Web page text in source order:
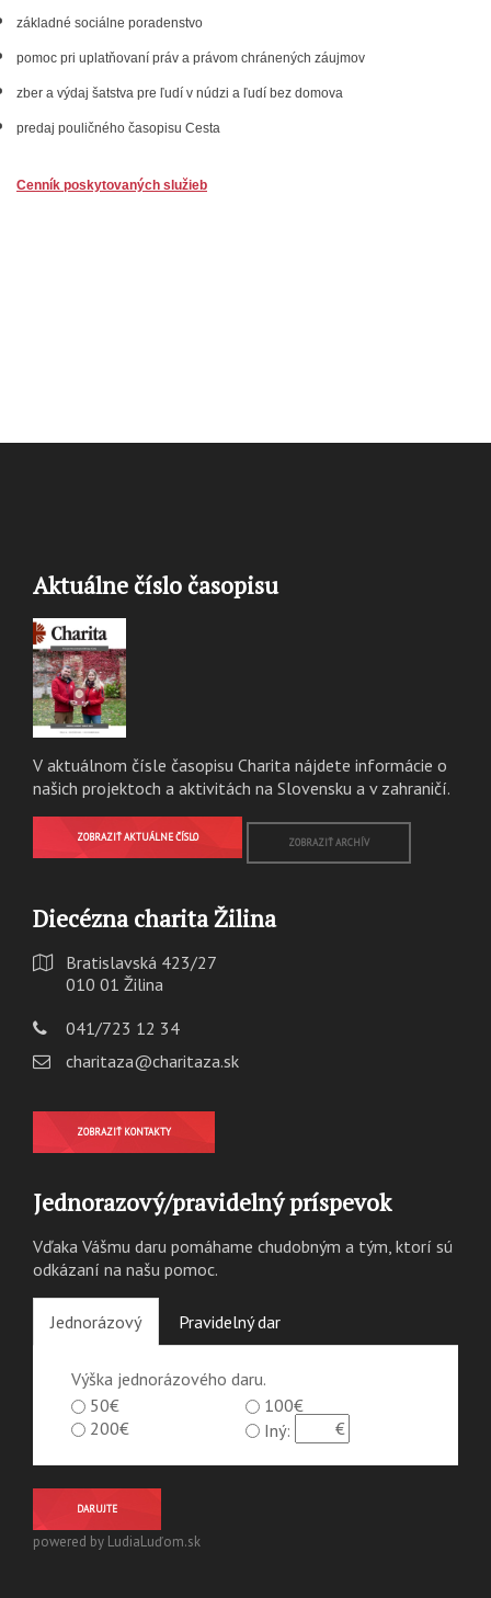
základné sociálne poradenstvo
pomoc pri uplatňovaní práv a právom chránených záujmov
zber a výdaj šatstva pre ľudí v núdzi a ľudí bez domova
predaj pouličného časopisu Cesta
Cenník poskytovaných služieb
Aktuálne číslo časopisu
V aktuálnom čísle časopisu Charita nájdete informácie o
našich projektoch a aktivitách na Slovensku a v zahraničí.
ZOBRAZIŤ AKTUÁLNE ČÍSLO ZOBRAZIŤ ARCHÍV
Diecézna charita Žilina
Bratislavská 423/27
010 01 Žilina
041/723 12 34
charitaza@charitaza.sk
ZOBRAZIŤ KONTAKTY
Jednorazový/pravidelný príspevok
Vďaka Vášmu daru pomáhame chudobným a tým, ktorí sú
odkázaní na našu pomoc.
Jednorázový Pravidelný dar
Výška jednorázového daru.
50€
100€
200€
Iný:
DARUJTE
powered by LudiaLuďom.sk